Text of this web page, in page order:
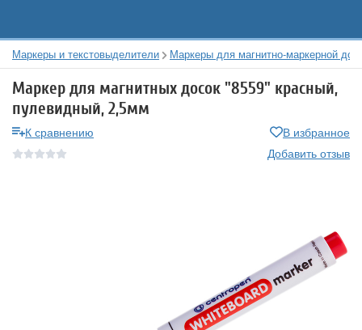
Маркеры и текстовыделители Маркеры для магнитно-маркерной
Маркер для магнитных досок "8559" красный,
пулевидный, 2,5мм
К сравнению
В избранное
Добавить отзыв